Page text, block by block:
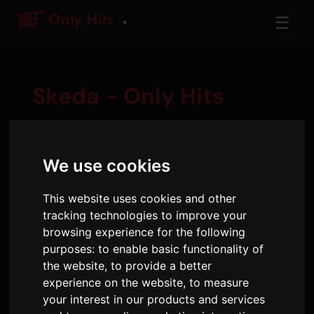
We use cookies
This website uses cookies and other
tracking technologies to improve your
browsing experience for the following
purposes:to enable basic functionality of
the website,to provide a better
experience on the website,to measure
your interest in our products and services
▼ ☰
Skeda - Only Hits
Wednesday Aug 5
06:00 - 10:00
Vince
Vince
4 sigħat kuljum, bil-vuċi tiegħu li hija ħelwa...
(mhux daqshekk ħelwa fil-fatt)